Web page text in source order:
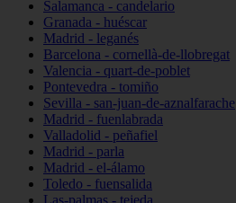
Salamanca - candelario
Granada - huéscar
Madrid - leganés
Barcelona - cornellà-de-llobregat
Valencia - quart-de-poblet
Pontevedra - tomiño
Sevilla - san-juan-de-aznalfarache
Madrid - fuenlabrada
Valladolid - peñafiel
Madrid - parla
Madrid - el-álamo
Toledo - fuensalida
Las-palmas - tejeda